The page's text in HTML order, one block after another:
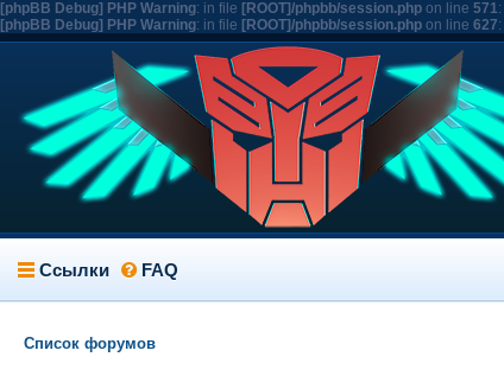
[phpBB Debug] PHP Warning: in file [ROOT]/phpbb/session.php on line 571:
[phpBB Debug] PHP Warning: in file [ROOT]/phpbb/session.php on line 627:
Ссылки FAQ
Список форумов